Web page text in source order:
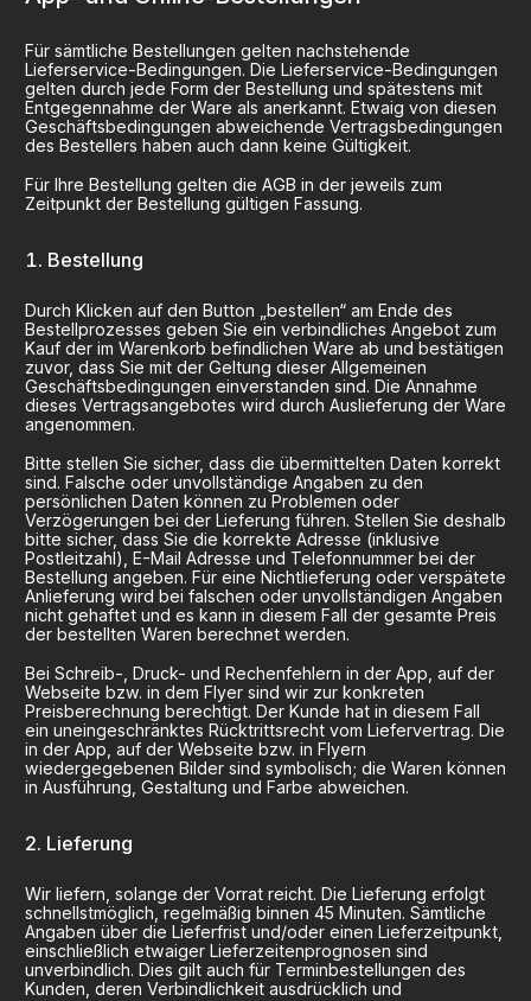
Für sämtliche Bestellungen gelten nachstehende
Lieferservice-Bedingungen. Die Lieferservice-Bedingungen
gelten durch jede Form der Bestellung und spätestens mit
Entgegennahme der Ware als anerkannt. Etwaig von diesen
Geschäftsbedingungen abweichende Vertragsbedingungen
des Bestellers haben auch dann keine Gültigkeit.
Für Ihre Bestellung gelten die AGB in der jeweils zum
Zeitpunkt der Bestellung gültigen Fassung.
Bestellung
Durch Klicken auf den Button „bestellen“ am Ende des
Bestellprozesses geben Sie ein verbindliches Angebot zum
Kauf der im Warenkorb befindlichen Ware ab und bestätigen
zuvor, dass Sie mit der Geltung dieser Allgemeinen
Geschäftsbedingungen einverstanden sind. Die Annahme
dieses Vertragsangebotes wird durch Auslieferung der Ware
angenommen.
Bitte stellen Sie sicher, dass die übermittelten Daten korrekt
sind. Falsche oder unvollständige Angaben zu den
persönlichen Daten können zu Problemen oder
Verzögerungen bei der Lieferung führen. Stellen Sie deshalb
bitte sicher, dass Sie die korrekte Adresse (inklusive
Postleitzahl), E-Mail Adresse und Telefonnummer bei der
Bestellung angeben. Für eine Nichtlieferung oder verspätete
Anlieferung wird bei falschen oder unvollständigen Angaben
nicht gehaftet und es kann in diesem Fall der gesamte Preis
der bestellten Waren berechnet werden.
Bei Schreib-, Druck- und Rechenfehlern in der App, auf der
Webseite bzw. in dem Flyer sind wir zur konkreten
Preisberechnung berechtigt. Der Kunde hat in diesem Fall
ein uneingeschränktes Rücktrittsrecht vom Liefervertrag. Die
in der App, auf der Webseite bzw. in Flyern
wiedergegebenen Bilder sind symbolisch; die Waren können
in Ausführung, Gestaltung und Farbe abweichen.
Lieferung
Wir liefern, solange der Vorrat reicht. Die Lieferung erfolgt
schnellstmöglich, regelmäßig binnen 45 Minuten. Sämtliche
Angaben über die Lieferfrist und/oder einen Lieferzeitpunkt,
einschließlich etwaiger Lieferzeitenprognosen sind
unverbindlich. Dies gilt auch für Terminbestellungen des
Kunden, deren Verbindlichkeit ausdrücklich und